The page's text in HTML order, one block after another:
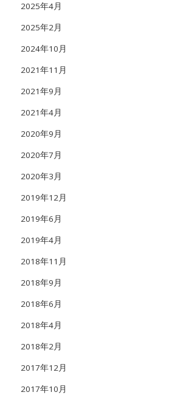
2025年4月
2025年2月
2024年10月
2021年11月
2021年9月
2021年4月
2020年9月
2020年7月
2020年3月
2019年12月
2019年6月
2019年4月
2018年11月
2018年9月
2018年6月
2018年4月
2018年2月
2017年12月
2017年10月